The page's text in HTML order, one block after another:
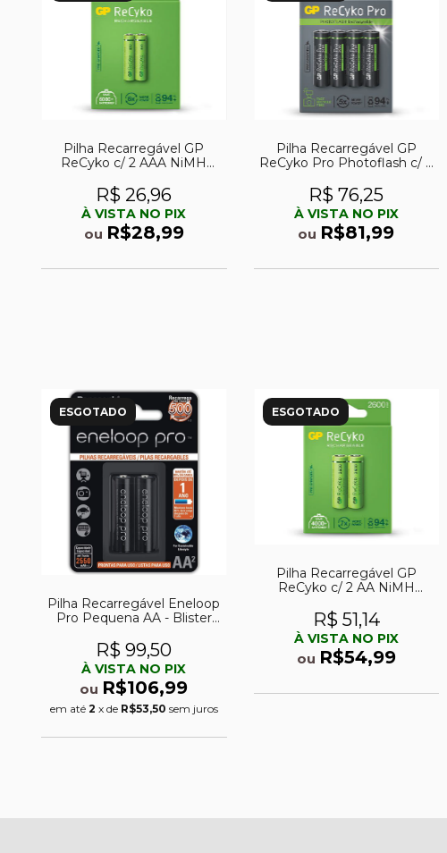
Pilha Recarregável GP
ReCyko c/ 2 AAA NiMH
R$ 26,96
À VISTA NO PIX
ou R$28,99
Pilha Recarregável GP
ReCyko Pro Photoflash c/ 4
R$ 76,25
À VISTA NO PIX
ou R$81,99
ESGOTADO
Pilha Recarregável Eneloop
Pro Pequena AA - Blister
R$ 99,50
À VISTA NO PIX
ou R$106,99
em até 2 x de R$53,50 sem juros
ESGOTADO
Pilha Recarregável GP
ReCyko c/ 2 AA NiMH
R$ 51,14
À VISTA NO PIX
ou R$54,99